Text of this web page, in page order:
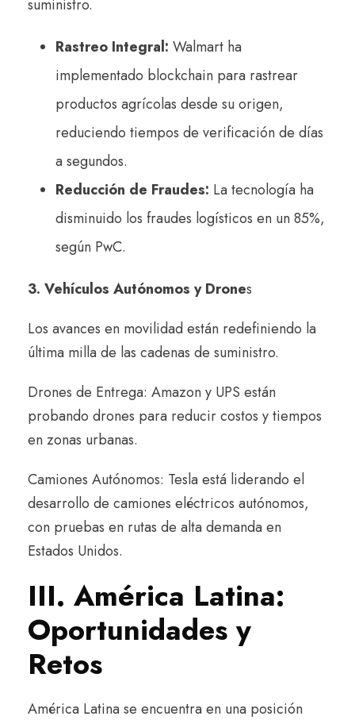
suministro.
Rastreo Integral: Walmart ha
implementado blockchain para rastrear
productos agrícolas desde su origen,
reduciendo tiempos de verificación de días
a segundos.
Reducción de Fraudes: La tecnología ha
disminuido los fraudes logísticos en un 85%,
según PwC.
3. Vehículos Autónomos y Drones
Los avances en movilidad están redefiniendo la
última milla de las cadenas de suministro.
Drones de Entrega: Amazon y UPS están
probando drones para reducir costos y tiempos
en zonas urbanas.
Camiones Autónomos: Tesla está liderando el
desarrollo de camiones eléctricos autónomos,
con pruebas en rutas de alta demanda en
Estados Unidos.
III. América Latina:
Oportunidades y
Retos
América Latina se encuentra en una posición